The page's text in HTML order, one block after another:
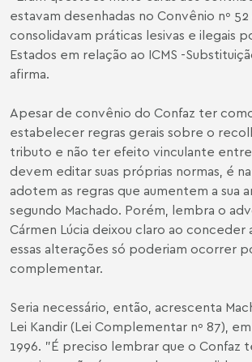
estavam desenhadas no Convênio nº
consolidavam práticas lesivas e ilegais
Estados em relação ao ICMS -
afirma.
Apesar de convênio do Confaz ter
estabelecer regras gerais sobre o
tributo e não ter efeito vinculante entre
devem editar suas próprias normas, é
adotem as regras que aumentem a sua
segundo Machado. Porém, lembra o
Cármen Lúcia deixou claro ao conceder
essas alterações só poderiam ocorrer
complementar.
Seria necessário, então, acrescenta
Lei Kandir (Lei Complementar nº 87),
1996. "É preciso lembrar que o Confaz